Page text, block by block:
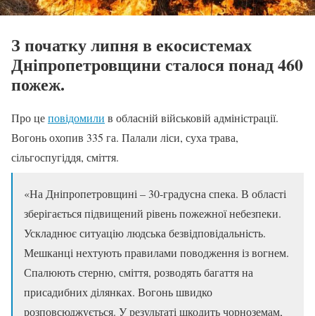
З початку липня в екосистемах
Дніпропетровщини сталося понад 460
пожеж.
Про цеповідомили в обласній військовій адміністрації.
Вогонь охопив 335 га. Палали ліси, суха трава,
сільгоспугіддя, сміття.
«На Дніпропетровщині – 30-градусна спека. В області
зберігається підвищений рівень пожежної небезпеки.
Ускладнює ситуацію людська безвідповідальність.
Мешканці нехтують правилами поводження із вогнем.
Спалюють стерню, сміття, розводять багаття на
присадибних ділянках. Вогонь швидко
розповсюджується. У результаті шкодить чорноземам,